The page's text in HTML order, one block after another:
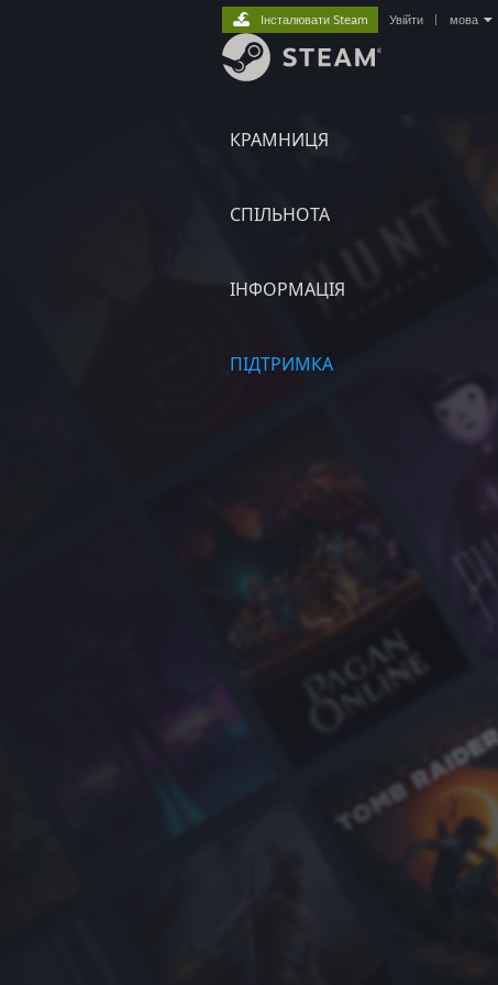
КРАМНИЦЯ
СПІЛЬНОТА
ІНФОРМАЦІЯ
ПІДТРИМКА
Інсталювати Steam Увійти мова